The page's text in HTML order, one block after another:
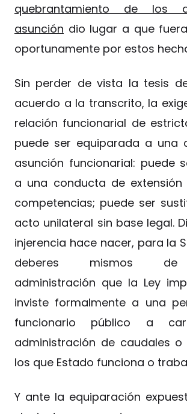
quebrantamiento de los
asunción dio lugar a que
oportunamente por estos
Sin perder de vista la tesis
acuerdo a la transcrito, la
relación funcionarial de
puede ser equiparada a una
asunción funcionarial: puede
a una conducta de extensión
competencias; puede ser
acto unilateral sin base legal.
injerencia hace nacer, para la
deberes mismos de
administración que la Ley
inviste formalmente a una
funcionario público a
administración de caudales
los que Estado funciona o
Y ante la equiparación